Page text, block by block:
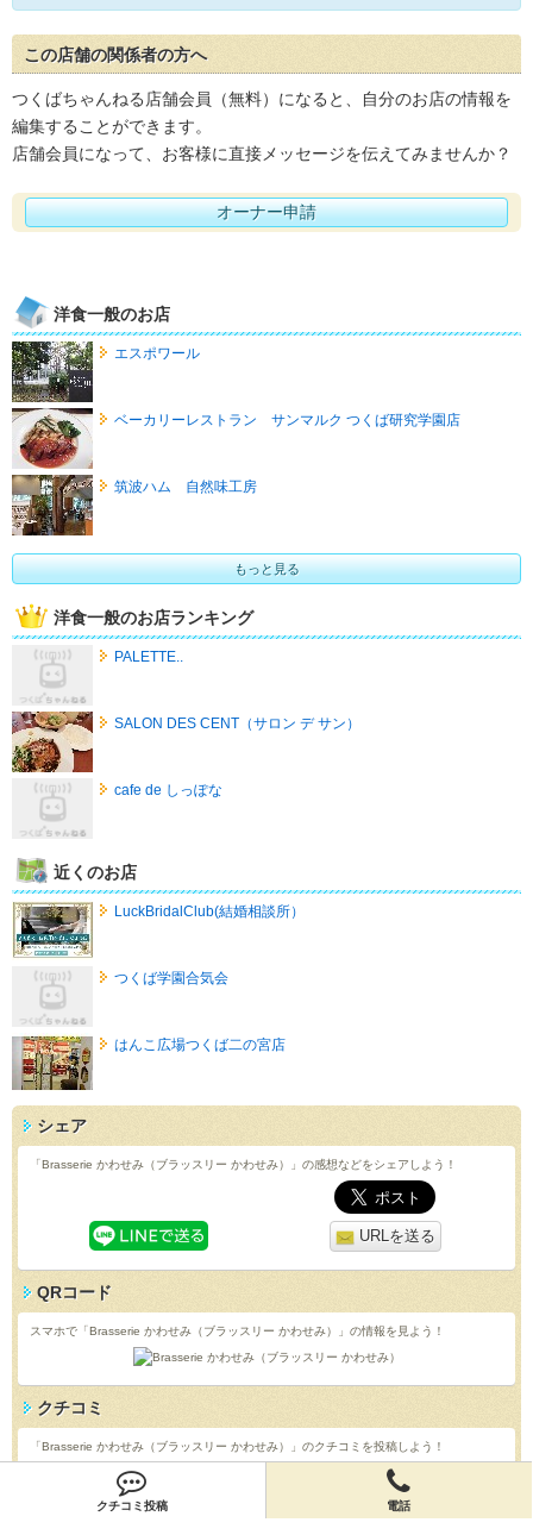
クチコミ投稿 電話
この店舗の関係者の方へ
つくばちゃんねる店舗会員（無料）になると、自分のお店の情報を
編集することができます。
店舗会員になって、お客様に直接メッセージを伝えてみませんか？
オーナー申請
洋食一般のお店
エスポワール
ベーカリーレストラン サンマルク つくば研究学園店
筑波ハム 自然味工房
もっと見る
洋食一般のお店ランキング
PALETTE..
SALON DES CENT（サロン デ サン）
cafe de しっぽな
近くのお店
LuckBridalClub(結婚相談所）
つくば学園合気会
はんこ広場つくば二の宮店
シェア
「Brasserie かわせみ（ブラッスリー かわせみ）」の感想などをシェアしよう！
URLを送る
QRコード
スマホで「Brasserie かわせみ（ブラッスリー かわせみ）」の情報を見よう！
クチコミ
「Brasserie かわせみ（ブラッスリー かわせみ）」のクチコミを投稿しよう！